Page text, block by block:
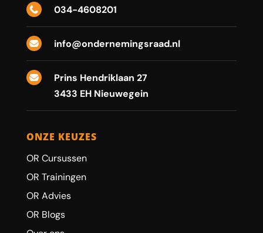
 034-4608201
 info@ondernemingsraad.nl

Prins Hendriklaan 27
3433 EH Nieuwegein
ONZE KEUZES
OR Cursussen
OR Trainingen
OR Advies
OR Blogs